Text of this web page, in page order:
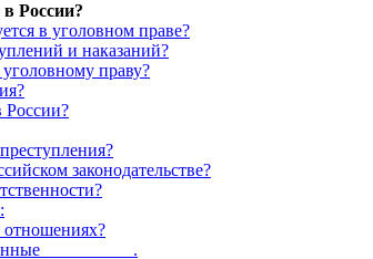
России?
в уголовном праве?
и наказаний?
праву?
России?
законодательстве?
отношениях?
__________.